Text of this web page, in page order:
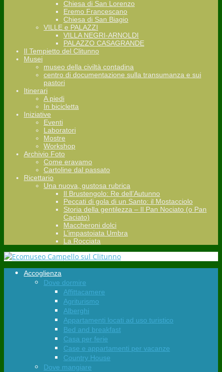
Chiesa di San Lorenzo
Eremo Francescano
Chiesa di San Biagio
VILLE e PALAZZI
VILLA NEGRI-ARNOLDI
PALAZZO CASAGRANDE
Il Tempietto del Clitunno
Musei
museo della civiltà contadina
centro di documentazione sulla transumanza e sui
pastori
Itinerari
A piedi
In bicicletta
Iniziative
Eventi
Laboratori
Mostre
Workshop
Archivio Foto
Come eravamo
Cartoline dal passato
Ricettario
Una nuova, gustosa rubrica
Il Brustengolo: Re dell’Autunno
Peccati di gola di un Santo: il Mostacciolo
Storia della gentilezza – Il Pan Nociato (o Pan
Caciato)
Maccheroni dolci
L’impastoiata Umbra
La Rocciata
Accoglienza
Dove dormire
Affittacamere
Agriturismo
Alberghi
Appartamenti locati ad uso turistico
Bed and breakfast
Casa per ferie
Case e appartamenti per vacanze
Country House
Dove mangiare